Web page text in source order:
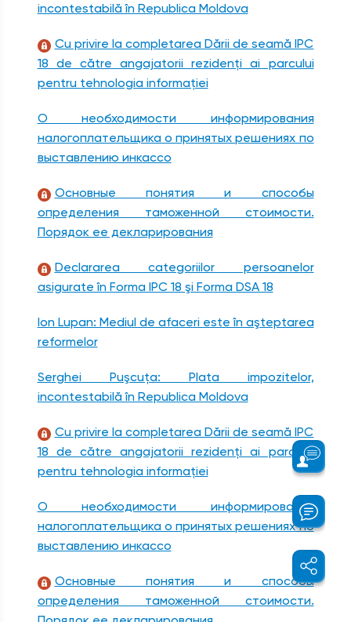
incontestabilă în Republica Moldova
Cu privire la completarea Dării de seamă IPC
18 de către angajatorii rezidenţi ai parcului
pentru tehnologia informaţiei
О необходимости информирования
налогоплательщика о принятых решениях по
выставлению инкассо
Основные понятия и способы
определения таможенной стоимости.
Порядок ее декларирования
Declararea categoriilor persoanelor
asigurate în Forma IPC 18 şi Forma DSA 18
Ion Lupan: Mediul de afaceri este în aşteptarea
reformelor
Serghei Puşcuţa: Plata impozitelor,
incontestabilă în Republica Moldova
Cu privire la completarea Dării de seamă IPC
18 de către angajatorii rezidenţi ai parcului
pentru tehnologia informaţiei
О необходимости информирования
налогоплательщика о принятых решениях по
выставлению инкассо
Основные понятия и способы
определения таможенной стоимости.